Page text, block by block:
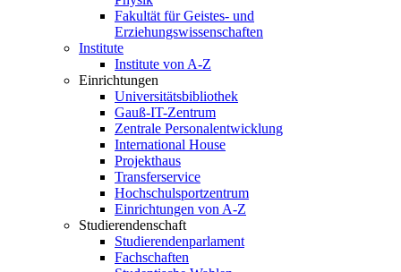
Fakultät für Geistes- und
Erziehungswissenschaften
Institute
Institute von A-Z
Einrichtungen
Universitätsbibliothek
Gauß-IT-Zentrum
Zentrale Personalentwicklung
International House
Projekthaus
Transferservice
Hochschulsportzentrum
Einrichtungen von A-Z
Studierendenschaft
Studierendenparlament
Fachschaften